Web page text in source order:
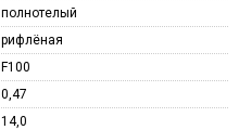
полнотелый
рифлёная
F100
0,47
14,0